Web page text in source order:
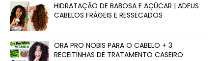
HIDRATAÇÃO DE BABOSA E AÇÚCAR | ADEUS
CABELOS FRÁGEIS E RESSECADOS
ORA PRO NOBIS PARA O CABELO + 3
RECEITINHAS DE TRATAMENTO CASEIRO